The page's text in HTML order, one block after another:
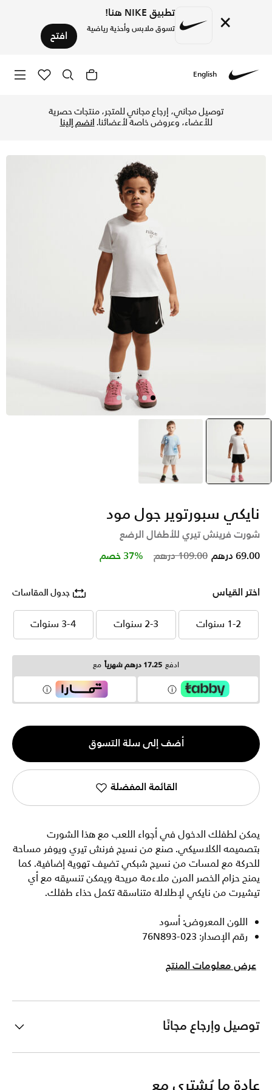
× تطبيق NIKE هنا!
تسوق ملابس وأحذية رياضية افتح
English
توصيل مجاني، إرجاع مجاني للمتجر، منتجات حصرية
للأعضاء، وعروض خاصة لأعضائنا.انضم إلينا
selected
أسود رمادي
نايكي سبورتوير جول مود
شورت فرينش تيري للأطفال الرضع
Price reduced from
109.00 درهم to 69.00 درهم 37% خصم
اختر القياس جدول المقاسات
1-2 سنوات 1-2 سنوات 2-3 سنوات 2-3 سنوات 3-4 سنوات 3-4 سنوات
ادفع 17.25 درهم شهرياً مع
الكمية
1
أضف إلى سلة التسوق
القائمة المفضلة
يمكن لطفلك الدخول في أجواء اللعب مع هذا الشورت
بتصميمه الكلاسيكي. صنع من نسيج فرنش تيري ويوفر مساحة
للحركة مع لمسات من نسيج شبكي تضيف تهوية إضافية. كما
يمنح حزام الخصر المرن ملاءمة مريحة ويمكن تنسيقه مع أي
تيشيرت من نايكي لإطلالة متناسقة تكمل حذاء طفلك.
اللون المعروض: أسود
رقم الإصدار: 76N893-023
عرض معلومات المنتج
توصيل وإرجاع مجانًا